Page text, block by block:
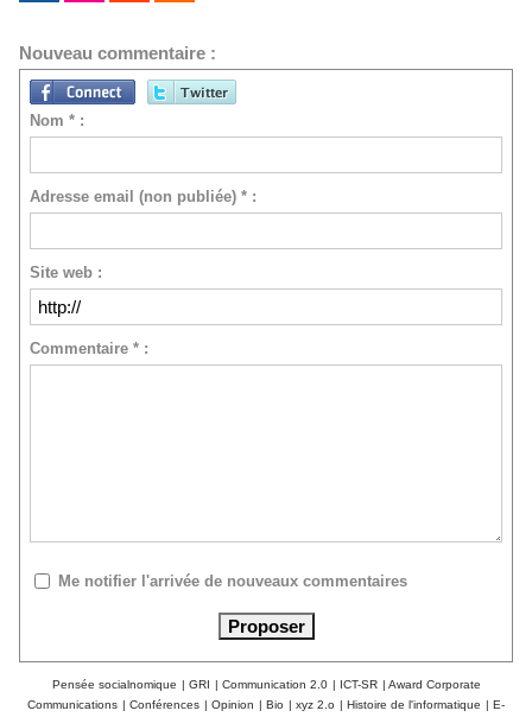
Nouveau commentaire :
Nom * :
Adresse email (non publiée) * :
Site web :
Commentaire * :
Me notifier l'arrivée de nouveaux commentaires
Pensée socialnomique | GRI | Communication 2.0 | ICT-SR | Award Corporate
Communications | Conférences | Opinion | Bio | xyz 2.o | Histoire de l'informatique | E-